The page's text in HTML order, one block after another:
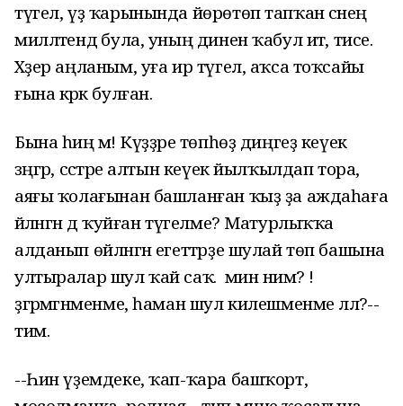
түгел, үҙ ҡарынында йөрөтөп тапҡан әсәнең
милләтендә була, уның динен ҡабул итә, тисе.
Хәҙер аңланым, уға ир түгел, аҡса тоҡсайы
ғына кәрәк булған.
Бына һиңә мә! Күҙҙәре төпһөҙ диңгеҙ кеүек
зәңгәр, сәстәре алтын кеүек йылҡылдап тора,
аяғы ҡолағынан башланған ҡыҙ ҙа аждаһаға
әйләнгән дә ҡуйған түгелме? Матурлыҡҡа
алданып өйләнгән егеттәрҙе шулай төп башына
ултыралар шул ҡай саҡ. ә мин нимә? !
ҙгәрмәгәнменме, һаман шул килешменме әллә?--
тим.
--Һин үҙемдеке, ҡап-ҡара башҡорт,